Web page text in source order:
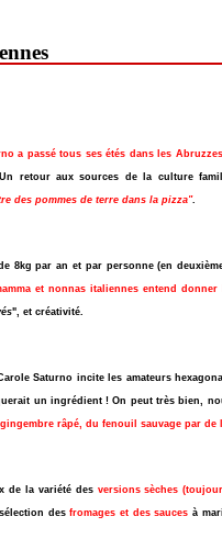
a passé tous ses étés dans les
retour aux sources de la culture
des pommes de terre dans la pizza".
8kg par an et par personne (en
et nonnas italiennes entend
", et créativité.
Saturno incite les amateurs
un ingrédient ! On peut très bien,
râpé, du fenouil sauvage par de
de la variété des versions sèches
desfromages et des sauces à